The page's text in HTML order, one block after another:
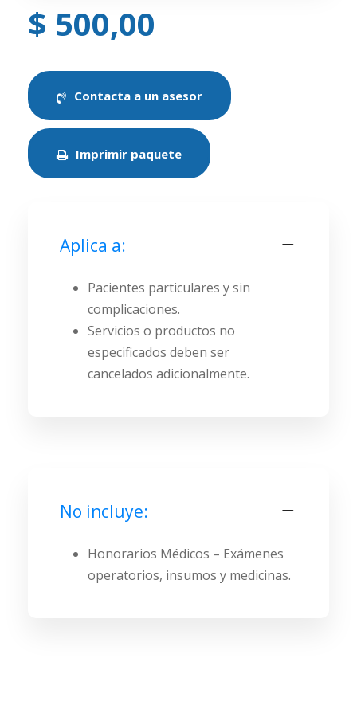
$ 500,00
Contacta a un asesor
Imprimir paquete
Aplica a:
Pacientes particulares y sin
complicaciones.
Servicios o productos no
especificados deben ser
cancelados adicionalmente.
No incluye:
Honorarios Médicos – Exámenes
operatorios, insumos y medicinas.